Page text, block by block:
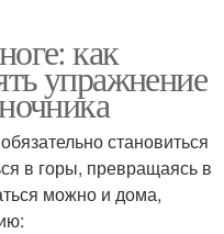
как
упражнение
становиться
в горы, превращаясь в
можно и дома,